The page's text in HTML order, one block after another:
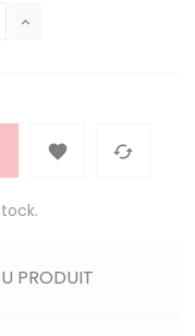
 
PRODUIT